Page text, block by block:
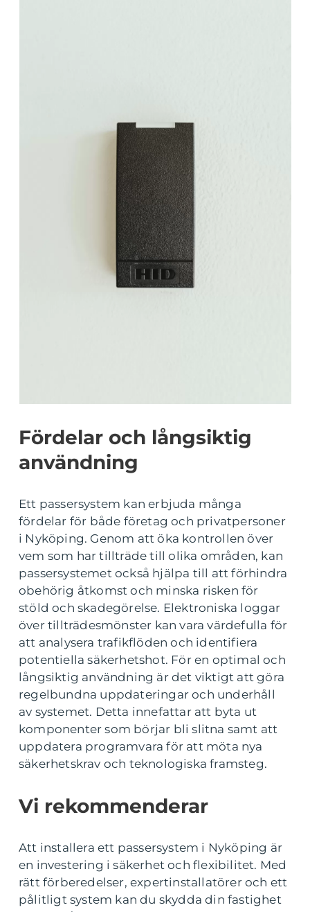
Fördelar och långsiktig
användning
Ett passersystem kan erbjuda många
fördelar för både företag och privatpersoner
i Nyköping. Genom att öka kontrollen över
vem som har tillträde till olika områden, kan
passersystemet också hjälpa till att förhindra
obehörig åtkomst och minska risken för
stöld och skadegörelse. Elektroniska loggar
över tillträdesmönster kan vara värdefulla för
att analysera trafikflöden och identifiera
potentiella säkerhetshot. För en optimal och
långsiktig användning är det viktigt att göra
regelbundna uppdateringar och underhåll
av systemet. Detta innefattar att byta ut
komponenter som börjar bli slitna samt att
uppdatera programvara för att möta nya
säkerhetskrav och teknologiska framsteg.
Vi rekommenderar
Att installera ett passersystem i Nyköping är
en investering i säkerhet och flexibilitet. Med
rätt förberedelser, expertinstallatörer och ett
pålitligt system kan du skydda din fastighet